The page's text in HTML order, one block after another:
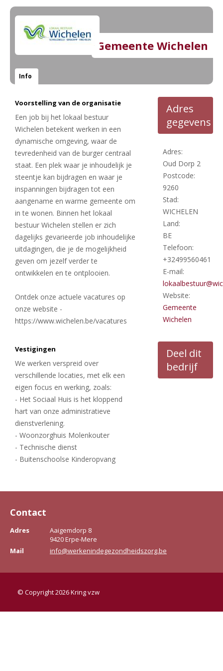
Gemeente Wichelen
Info
Voorstelling van de organisatie
Een job bij het lokaal bestuur
Wichelen betekent werken in een
dynamische omgeving, waar de
tevredenheid van de burger centraal
staat. Een plek waar je inhoudelijk je
steentje kan bijdragen en waar je
inspanningen bijdragen tot een
aangename en warme gemeente om
in te wonen. Binnen het lokaal
bestuur Wichelen stellen er zich
dagelijks gevarieerde job inhoudelijke
uitdagingen, die je de mogelijkheid
geven om jezelf verder te
ontwikkelen en te ontplooien.
Ontdek onze actuele vacatures op
onze website -
https://www.wichelen.be/vacatures
Vestigingen
We werken verspreid over
verschillende locaties, met elk een
eigen focus en werking, zoals:
- Het Sociaal Huis is het kloppend
hart van onze administratieve
dienstverlening.
- Woonzorghuis Molenkouter
- Technische dienst
- Buitenschoolse Kinderopvang
Adres
gegevens
Adres:
Oud Dorp 2
Postcode:
9260
Stad:
WICHELEN
Land:
BE
Telefoon:
+32499560461
E-mail:
Website:
Gemeente
Wichelen
Deel dit
bedrijf
Contact
Adres
Aaigemdorp 8
9420 Erpe-Mere
Mail
info@werkenindegezondheidszorg.be
© Copyright 2026 Kring vzw